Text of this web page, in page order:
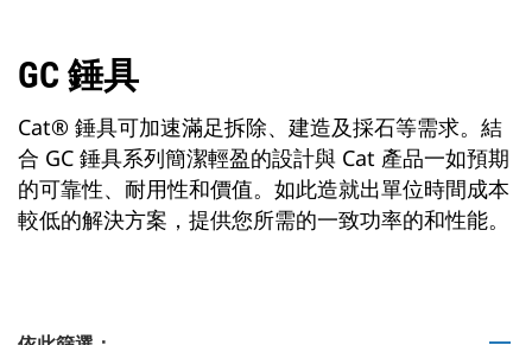
GC 錘具
Cat® 錘具可加速滿足拆除、建造及採石等需求。結
合 GC 錘具系列簡潔輕盈的設計與 Cat 產品一如預期
的可靠性、耐用性和價值。如此造就出單位時間成本
較低的解決方案，提供您所需的一致功率的和性能。